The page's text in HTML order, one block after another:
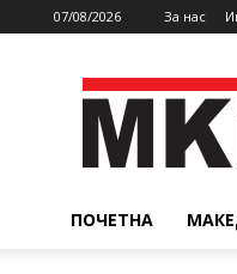
07/08/2026 За нас
ПОЧЕТНА